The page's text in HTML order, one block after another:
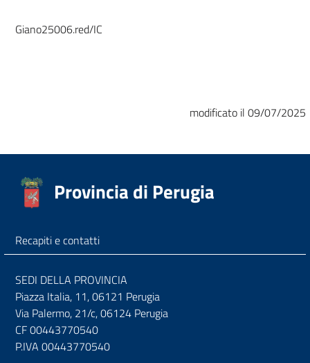
Giano25006.red/IC
modificato il 09/07/2025
Provincia di Perugia
Recapiti e contatti
SEDI DELLA PROVINCIA
Piazza Italia, 11, 06121 Perugia
Via Palermo, 21/c, 06124 Perugia
CF 00443770540
P.IVA 00443770540